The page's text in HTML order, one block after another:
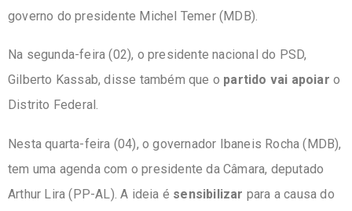
governo do presidente Michel Temer (MDB).
Na segunda-feira (02), o presidente nacional do PSD,
Gilberto Kassab, disse também que o partido vai apoiar o
Distrito Federal.
Nesta quarta-feira (04), o governador Ibaneis Rocha (MDB),
tem uma agenda com o presidente da Câmara, deputado
Arthur Lira (PP-AL). A ideia é sensibilizar para a causa do